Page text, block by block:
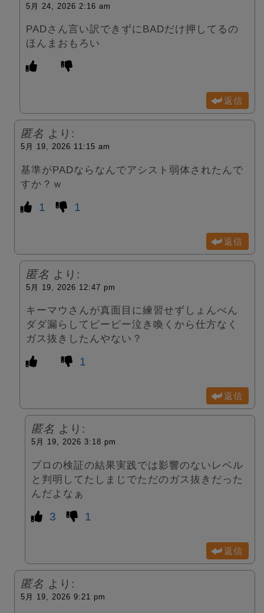
5月 24, 2026 2:16 am
PADさん言い訳できずにBADだけ押してるの
ほんまおもろい
返信
匿名 より:
5月 19, 2026 11:15 am
基準がPADならなんでアシスト弱体されたんで
すか？ｗ
1 1
返信
匿名 より:
5月 19, 2026 12:47 pm
キーマウさんが真面目に練習せずしょんべん
ダダ漏らしてピーピー泣き喚くから仕方なく
ガス抜きしたんやない？
1
返信
匿名 より:
5月 19, 2026 3:18 pm
プロの検証の結果実践では影響のないレベル
と判明してたしまじでただのガス抜きだった
んだよなぁ
3 1
返信
匿名 より:
5月 19, 2026 9:21 pm